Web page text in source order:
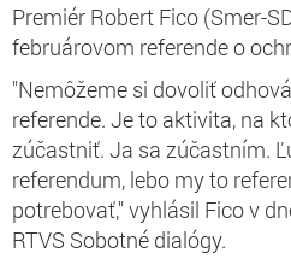
Premiér Robert Fico (Smer-
februárovom referende o
"Nemôžeme si dovoliť
referende. Je to aktivita, na
zúčastniť. Ja sa zúčastním.
referendum, lebo my to
potrebovať," vyhlásil Fico v
RTVS Sobotné dialógy.